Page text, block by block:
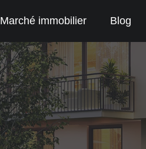
Marché immobilier Blog